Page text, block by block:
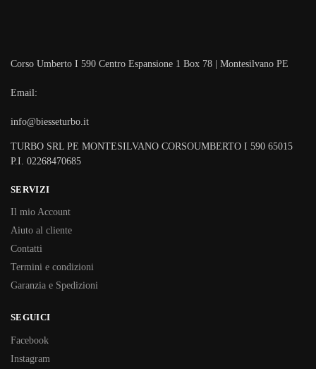
Corso Umberto I 590 Centro Espansione 1 Box 78 | Montesilvano PE
Email:
info@biesseturbo.it
TURBO SRL PE MONTESILVANO CORSOUMBERTO I 590 65015
P.I. 02268470685
SERVIZI
Il mio Account
Aiuto al cliente
Contatti
Termini e condizioni
Garanzia e Spedizioni
SEGUICI
Facebook
Instagram